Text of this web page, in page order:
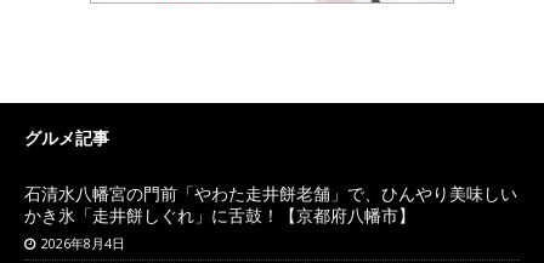
グルメ記事
石清水八幡宮の門前「やわた走井餅老舗」で、ひんやり美味しい
かき氷「走井餅しぐれ」に舌鼓！【京都府八幡市】
2026年8月4日